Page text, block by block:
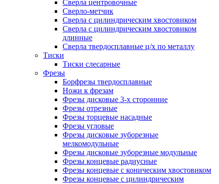
Сверла центровочные
Сверло-метчик
Сверла с цилиндрическим хвостовиком
Сверла с цилиндрическим хвостовиком
длинные
Сверла твердосплавные ц/х по металлу
Тиски
Тиски слесарные
Фрезы
Борфрезы твердосплавные
Ножи к фрезам
Фрезы дисковые 3-х сторонние
Фрезы отрезные
Фрезы торцевые насадные
Фрезы угловые
Фрезы дисковые зуборезные
мелкомодульные
Фрезы дисковые зуборезные модульные
Фрезы концевые радиусные
Фрезы концевые с коническим хвостовиком
Фрезы концевые с цилиндрическим